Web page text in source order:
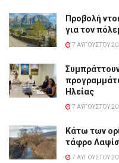
Προβολή
για τον
7 ΑΥΓΟΎΣΤΟΥ
Ηλείας
7 ΑΥΓΟΎΣΤΟΥ
Κάτω των
τάφρο
7 ΑΥΓΟΎΣΤΟΥ